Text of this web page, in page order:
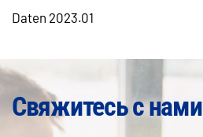
Daten 2023.01
Свяжитесь с нами